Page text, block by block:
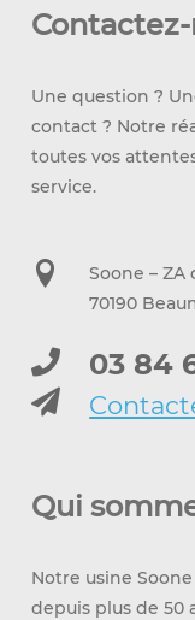
Une question ?
contact ? Notre
toutes vos
service.
Soone – ZA
70190
03 84
Qui
Notre usine
depuis plus de 50